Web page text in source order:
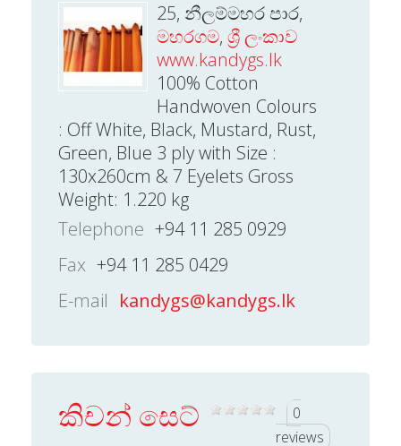
25, නීලම්මහර පාර,
මහරගම, ශ්‍රී ලංකාව
www.kandygs.lk
100% Cotton
Handwoven Colours
: Off White, Black, Mustard, Rust,
Green, Blue 3 ply with Size :
130x260cm & 7 Eyelets Gross
Weight: 1.220 kg
Telephone +94 11 285 0929
Fax +94 11 285 0429
E-mail kandygs@kandygs.lk
කිචන් සෙට්
0
reviews